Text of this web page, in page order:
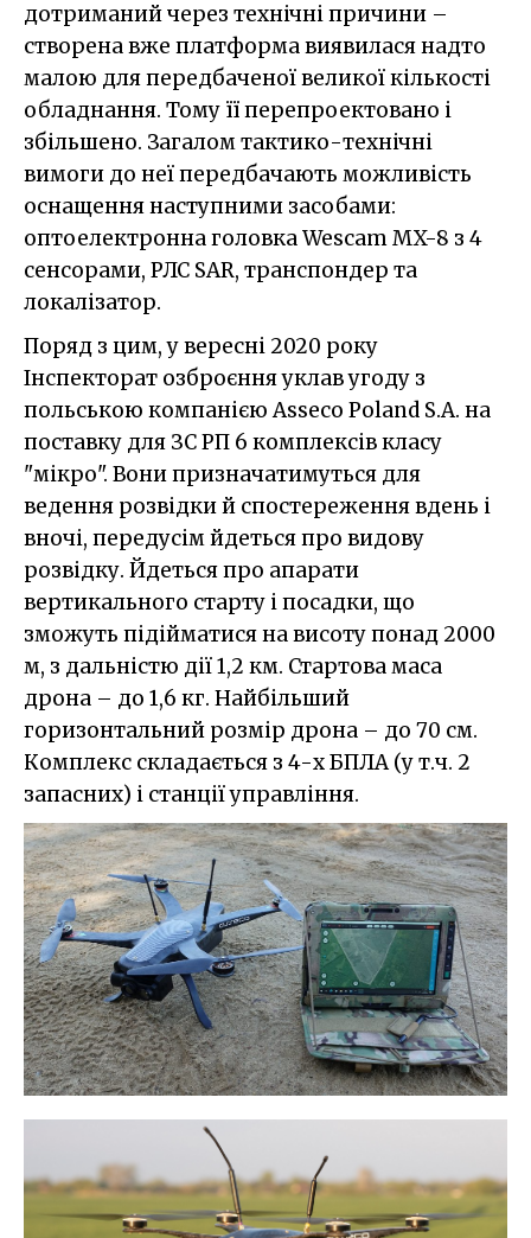
дотриманий через технічні причини –
створена вже платформа виявилася надто
малою для передбаченої великої кількості
обладнання. Тому її перепроектовано і
збільшено. Загалом тактико-технічні
вимоги до неї передбачають можливість
оснащення наступними засобами:
оптоелектронна головка Wescam MX-8 з 4
сенсорами, РЛС SAR, транспондер та
локалізатор.
Поряд з цим, у вересні 2020 року
Інспекторат озброєння уклав угоду з
польською компанією Asseco Poland S.A. на
поставку для ЗС РП 6 комплексів класу
"мікро". Вони призначатимуться для
ведення розвідки й спостереження вдень і
вночі, передусім йдеться про видову
розвідку. Йдеться про апарати
вертикального старту і посадки, що
зможуть підійматися на висоту понад 2000
м, з дальністю дії 1,2 км. Стартова маса
дрона – до 1,6 кг. Найбільший
горизонтальний розмір дрона – до 70 см.
Комплекс складається з 4-х БПЛА (у т.ч. 2
запасних) і станції управління.